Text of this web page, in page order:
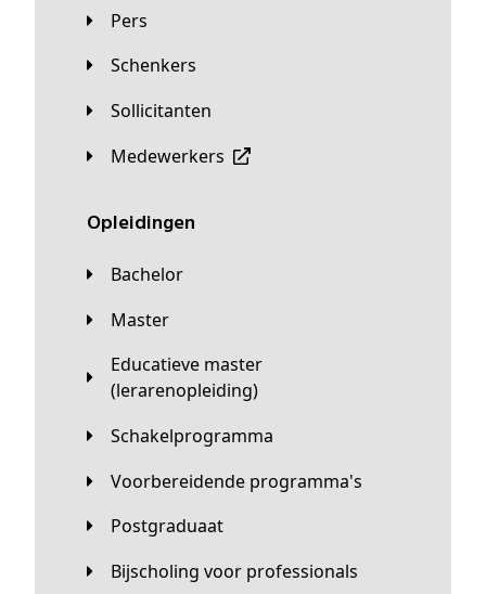
Pers
Schenkers
Sollicitanten
Medewerkers
Opleidingen
Bachelor
Master
Educatieve master
(lerarenopleiding)
Schakelprogramma
Voorbereidende programma's
Postgraduaat
Bijscholing voor professionals